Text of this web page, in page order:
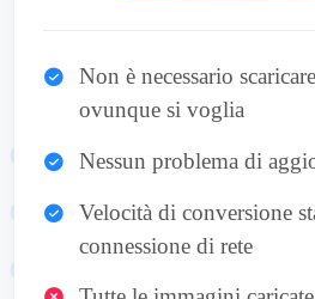
Non è necessario
ovunque si voglia
Nessun problema di
Velocità di conversione
connessione di rete